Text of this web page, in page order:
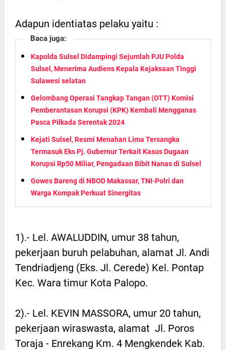
Adapun identiatas pelaku yaitu :
Baca juga:
Kapolda Sulsel Didampingi Sejumlah PJU Polda
Sulsel, Menerima Audiens Kepala Kejaksaan Tinggi
Sulawesi selatan
Gelombang Operasi Tangkap Tangan (OTT) Komisi
Pemberantasan Korupsi (KPK) Kembali Mengganas
Pasca Pilkada Serentak 2024
Kejati Sulsel, Resmi Menahan Lima Tersangka
Termasuk Eks Pj. Gubernur Terkait Kasus Dugaan
Korupsi Rp50 Miliar, Pengadaan Bibit Nanas di Sulsel
Gowes Bareng di NBOD Makassar, TNI-Polri dan
Warga Kompak Perkuat Sinergitas
1).- Lel. AWALUDDIN, umur 38 tahun,
pekerjaan buruh pelabuhan, alamat Jl. Andi
Tendriadjeng (Eks. Jl. Cerede) Kel. Pontap
Kec. Wara timur Kota Palopo.
2).- Lel. KEVIN MASSORA, umur 20 tahun,
pekerjaan wiraswasta, alamat Jl. Poros
Toraja - Enrekang Km. 4 Mengkendek Kab.